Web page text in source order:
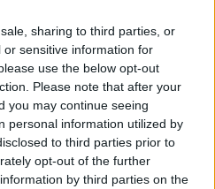
sharing to third parties, or
sensitive information for
use the below opt-out
Please note that after your
you may continue seeing
personal information utilized by
to third parties prior to
opt-out of the further
by third parties on the